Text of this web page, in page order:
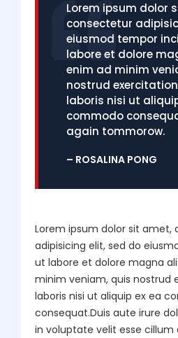
Lorem ipsum dolor
consectetur
eiusmod tempor
labore et dolore
enim ad minim
nostrud
laboris nisi ut
commodo
again tommorow.
– ROSALINA PONG
Lorem ipsum dolor sit amet,
adipisicing elit, sed do
ut labore et dolore magna
minim veniam, quis nostrud
laboris nisi ut aliquip ex ea
consequat.Duis aute irure
in voluptate velit esse cillum